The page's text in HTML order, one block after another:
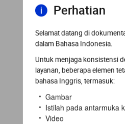
Perhatian
Selamat datang di
dalam Bahasa Indonesia.
Untuk menjaga konsistensi
layanan, beberapa elemen
bahasa Inggris, termasuk:
Gambar
Istilah pada antarmuka
Video